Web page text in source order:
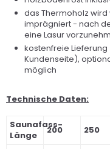
das Thermoholz
imprägniert - nach
eine Lasur
kostenfreie
Kundenseite),
möglich
Technische Daten:
Saunafass-
Länge
200 250